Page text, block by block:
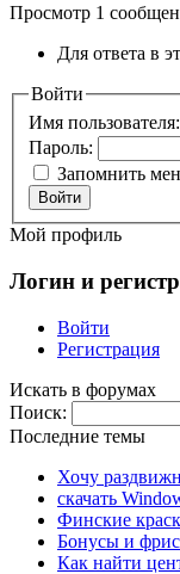
Просмотр 1
Для ответа в
Войти
Имя пользователя:
Пароль:
Запомнить
Войти
Мой профиль
Логин и
Войти
Регистрация
Искать в форумах
Поиск:
Последние темы
Хочу
скачать
Финские
Бонусы и
Как найти